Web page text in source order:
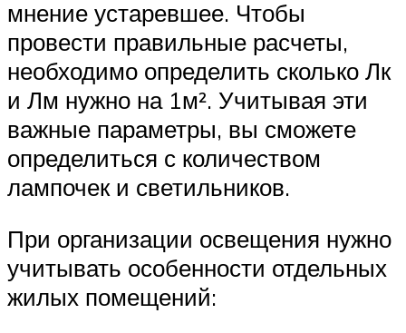
мнение устаревшее. Чтобы
провести правильные расчеты,
необходимо определить сколько Лк
и Лм нужно на 1м². Учитывая эти
важные параметры, вы сможете
определиться с количеством
лампочек и светильников.
При организации освещения нужно
учитывать особенности отдельных
жилых помещений: